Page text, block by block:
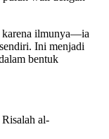
karena ilmunya—ia
Ini menjadi
bentuk
al-